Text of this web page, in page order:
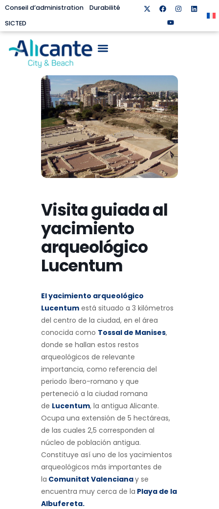
Conseil d’administration
Durabilité
SICTED
Visita guiada al
yacimiento
arqueológico
Lucentum
El yacimiento arqueológico
Lucentum está situado a 3 kilómetros
del centro de la ciudad, en el área
conocida como Tossal de Manises,
donde se hallan estos restos
arqueológicos de relevante
importancia, como referencia del
periodo íbero-romano y que
perteneció a la ciudad romana
de Lucentum, la antigua Alicante.
Ocupa una extensión de 5 hectáreas,
de las cuales 2,5 corresponden al
núcleo de población antigua.
Constituye así uno de los yacimientos
arqueológicos más importantes de
la Comunitat Valencianay se
encuentra muy cerca de la Playa de la
Albufereta.